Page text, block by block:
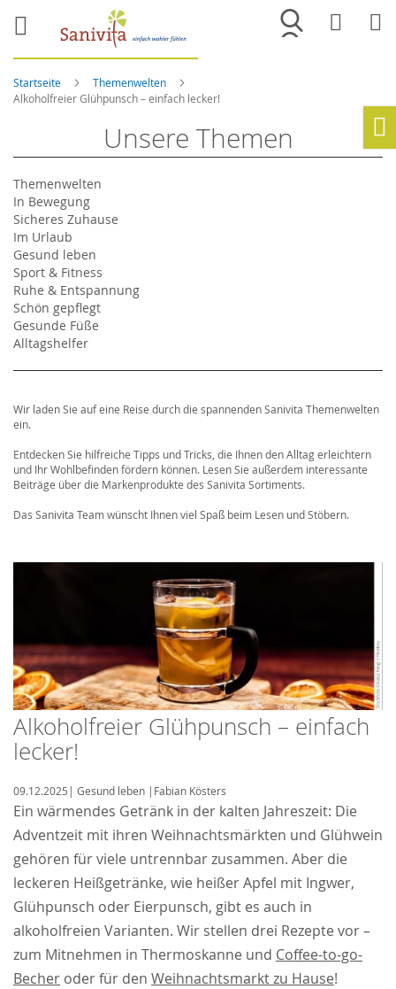
Merkliste
Startseite
Themenwelten
Alkoholfreier Glühpunsch – einfach lecker!
Alkoholfreier Glühpunsch – einfach
lecker!
09.12.2025 | Gesund leben | Fabian Kösters
Ein wärmendes Getränk in der kalten Jahreszeit: Die
Adventzeit mit ihren Weihnachtsmärkten und Glühwein
gehören für viele untrennbar zusammen. Aber die
leckeren Heißgetränke, wie heißer Apfel mit Ingwer,
Glühpunsch oder Eierpunsch, gibt es auch in
alkoholfreien Varianten. Wir stellen drei Rezepte vor –
zum Mitnehmen in Thermoskanne und Coffee-to-go-
Becher oder für den Weihnachtsmarkt zu Hause!
Unsere Themen
Themenwelten
In Bewegung
Sicheres Zuhause
Im Urlaub
Gesund leben
Sport & Fitness
Ruhe & Entspannung
Schön gepflegt
Gesunde Füße
Alltagshelfer
Wir laden Sie auf eine Reise durch die spannenden Sanivita Themenwelten
ein.
Entdecken Sie hilfreiche Tipps und Tricks, die Ihnen den Alltag erleichtern
und Ihr Wohlbefinden fördern können. Lesen Sie außerdem interessante
Beiträge über die Markenprodukte des Sanivita Sortiments.
Das Sanivita Team wünscht Ihnen viel Spaß beim Lesen und Stöbern.